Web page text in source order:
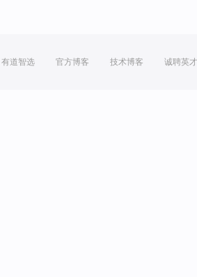
有道智选 官方博客 技术博客 诚聘英才